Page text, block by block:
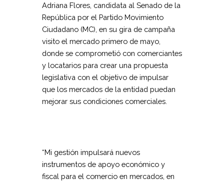
Adriana Flores, candidata al Senado de la
República por el Partido Movimiento
Ciudadano (MC), en su gira de campaña
visito el mercado primero de mayo,
donde se comprometió con comerciantes
y locatarios para crear una propuesta
legislativa con el objetivo de impulsar
que los mercados de la entidad puedan
mejorar sus condiciones comerciales.
“Mi gestión impulsará nuevos
instrumentos de apoyo económico y
fiscal para el comercio en mercados, en